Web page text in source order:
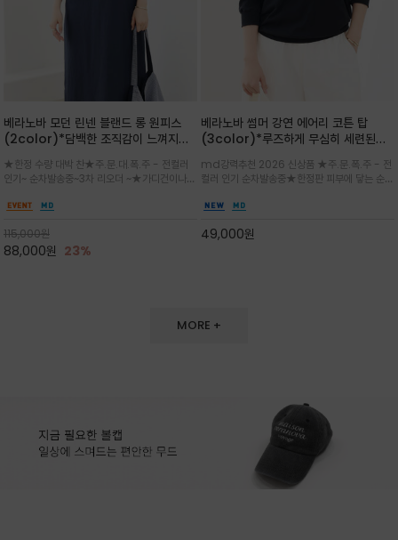
베라노바 모던 린넨 블랜드 롱 원피스
(2color)*담백한 조직감이 느껴지는
롱 원피스
★한정 수량 대박 찬★주.문.대.폭.주 - 전컬러
인기~ 순차발송중~3차 리오더 ~★가디건이나
도 손색이 없고,리조트룩까지 만능/답답하지 않
버하면서도 여리여리한 무
115,000원
88,000원 23%
베라노바 썸머 강연 에어리 코튼 탑
(3color)*루즈하게 무심히 세련된핏/
품은 시원함: 우수한 통기성
md강력추천 2026 신상품 ★주.문.폭.주 - 전
컬러 인기 순차발송중★한정판 피부에 닿는 순간
한 터치감~★여름에 오히려 이런티을 입으셔야
을 즐기실수 있습니다^^
49,000원
MORE +